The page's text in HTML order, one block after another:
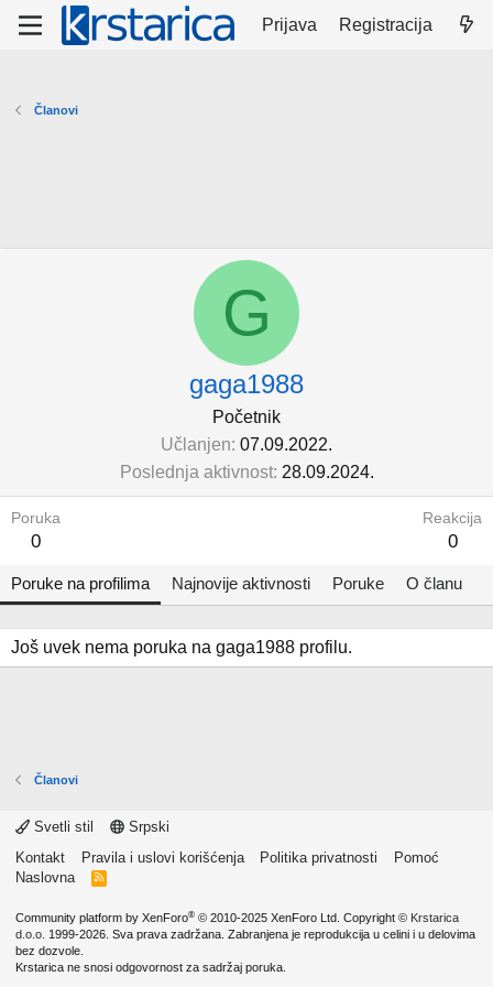
Prijava Registracija
Članovi
G
gaga1988
Početnik
Učlanjen 07.09.2022.
Poslednja aktivnost 28.09.2024.
Poruka
0
Reakcija
0
Poruke na profilima Najnovije aktivnosti Poruke O članu
Još uvek nema poruka na gaga1988 profilu.
Članovi
Svetli stil
Srpski
Kontakt
Pravila i uslovi korišćenja Politika privatnosti
Pomoć
Naslovna
R
Community platform by XenForo® © 2010-2025 XenForo Ltd. Copyright © Krstarica
d.o.o. 1999-2026. Sva prava zadržana. Zabranjena je reprodukcija u celini i u delovima
bez dozvole.
Krstarica ne snosi odgovornost za sadržaj poruka.